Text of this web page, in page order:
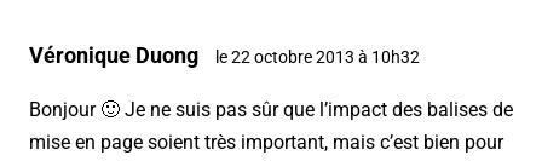
Véronique Duong le 22 octobre 2013 à 10h32
Bonjour 🙂 Je ne suis pas sûr que l’impact des balises de
mise en page soient très important, mais c’est bien pour